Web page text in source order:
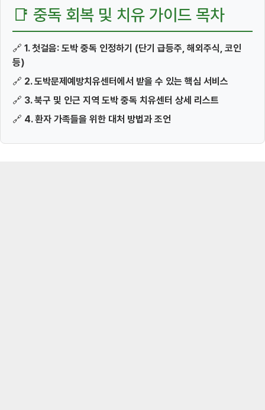
📑 중독 회복 및 치유 가이드 목차
🔗 1. 첫걸음: 도박 중독 인정하기 (단기 급등주, 해외주식, 코인
등)
🔗 2. 도박문제예방치유센터에서 받을 수 있는 핵심 서비스
🔗 3. 북구 및 인근 지역 도박 중독 치유센터 상세 리스트
🔗 4. 환자 가족들을 위한 대처 방법과 조언